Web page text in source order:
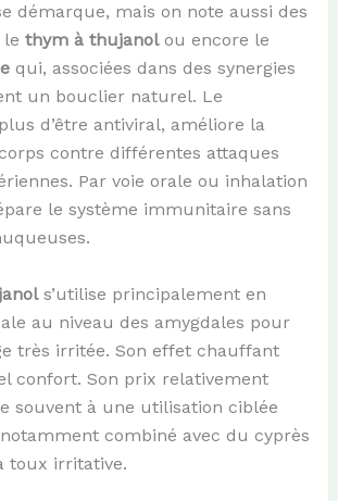
démarque, mais on note aussi des
le thym à thujanolou encore le
qui, associées dans des synergies
un bouclier naturel. Le
d’être antiviral, améliore la
contre différentes attaques
Par voie orale ou inhalation
le système immunitaire sans
s’utilise principalement en
au niveau des amygdales pour
très irritée. Son effet chauffant
confort. Son prix relativement
souvent à une utilisation ciblée
combiné avec du cyprès
toux irritative.